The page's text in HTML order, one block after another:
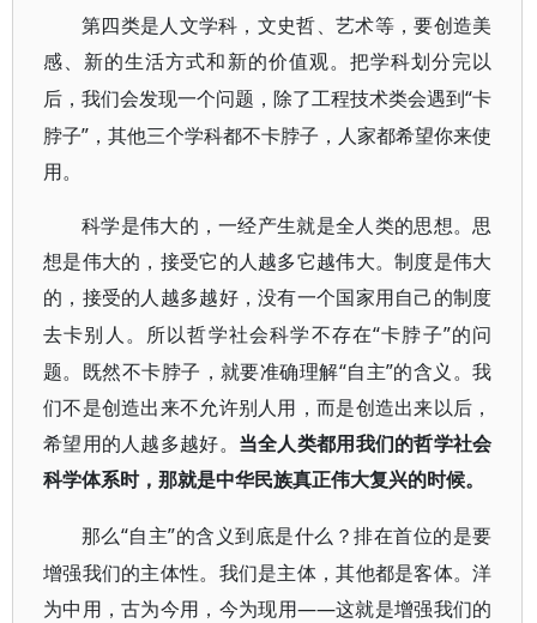
第四类是人文学科，文史哲、艺术等，要创造美
感、新的生活方式和新的价值观。把学科划分完以
后，我们会发现一个问题，除了工程技术类会遇到“卡
脖子”，其他三个学科都不卡脖子，人家都希望你来使
用。
科学是伟大的，一经产生就是全人类的思想。思
想是伟大的，接受它的人越多它越伟大。制度是伟大
的，接受的人越多越好，没有一个国家用自己的制度
去卡别人。所以哲学社会科学不存在“卡脖子”的问
题。既然不卡脖子，就要准确理解“自主”的含义。我
们不是创造出来不允许别人用，而是创造出来以后，
希望用的人越多越好。
当全人类都用我们的哲学社会
科学体系时，那就是中华民族真正伟大复兴的时候。
那么“自主”的含义到底是什么？排在首位的是要
增强我们的主体性。我们是主体，其他都是客体。洋
为中用，古为今用，今为现用——这就是增强我们的